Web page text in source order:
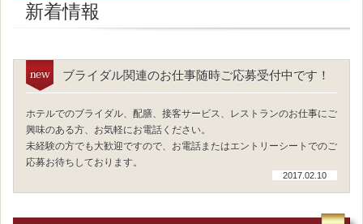
新着情報
ブライダル関連のお仕事随時ご応募受付中です！
ホテルでのブライダル、配膳、接客サービス、レストランのお仕事にご
興味のある方、お気軽にお電話ください。
未経験の方でも大歓迎ですので、お電話またはエントリーシートでのご
応募お待ちしております。
2017.02.10